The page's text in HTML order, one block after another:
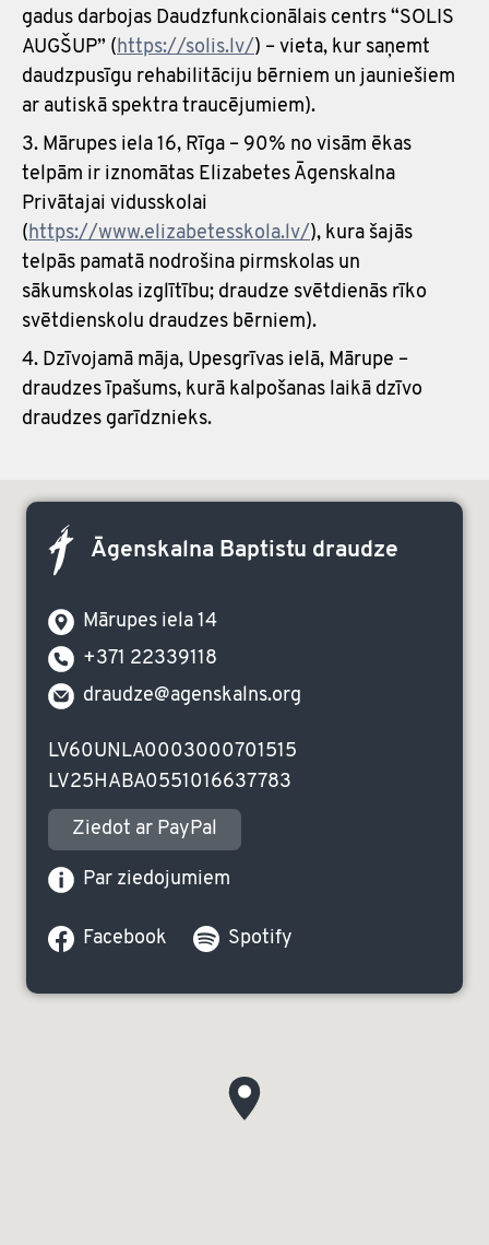
gadus darbojas Daudzfunkcionālais centrs “SOLIS
AUGŠUP” (https://solis.lv/) – vieta, kur saņemt
daudzpusīgu rehabilitāciju bērniem un jauniešiem
ar autiskā spektra traucējumiem).
Mārupes iela 16, Rīga – 90% no visām ēkas
telpām ir iznomātas Elizabetes Āgenskalna
Privātajai vidusskolai
(https://www.elizabetesskola.lv/), kura šajās
telpās pamatā nodrošina pirmskolas un
sākumskolas izglītību; draudze svētdienās rīko
svētdienskolu draudzes bērniem).
Dzīvojamā māja, Upesgrīvas ielā, Mārupe –
draudzes īpašums, kurā kalpošanas laikā dzīvo
draudzes garīdznieks.
Āgenskalna Baptistu draudze
Mārupes iela 14
+371 22339118
draudze@agenskalns.org
LV60UNLA0003000701515
LV25HABA0551016637783
Ziedot ar PayPal
Par ziedojumiem
Facebook Spotify